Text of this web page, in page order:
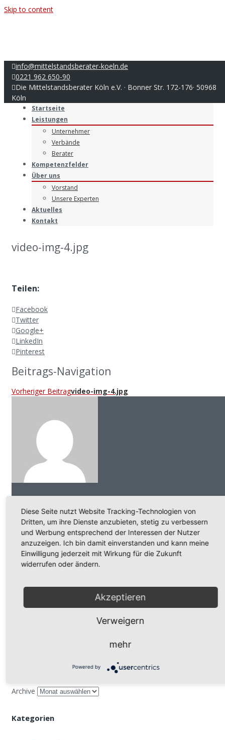
Skip to content
info@mittelstandsberater-koeln.de
0221 962 650-90
Die Mittelstandsberater Köln e.V. · Bonner Str. 172-176· 50968
Köln
Menu
Startseite
Leistungen
Unternehmer
Verbände
Berater
Kompetenzfelder
Über uns
Vorstand
Unsere Experten
Aktuelles
Kontakt
video-img-4.jpg
Teilen:
Facebook
Twitter
Google+
LinkedIn
Pinterest
Beitrags-Navigation
Vorheriger Beitragvideo-img-4.jpg
Search for: search
Neueste Beiträge
e.V. 24 September
EU verstärkt Kampf gegen Mehrwertsteuerbetrug
Gothaer: Beitrag in der “Handwerk aktiv” zu Cyber-
Archive
Kategorien
Diese Seite nutzt Website Tracking-Technologien von
Dritten, um ihre Dienste anzubieten, stetig zu verbessern
und Werbung entsprechend der Interessen der Nutzer
anzuzeigen. Ich bin damit einverstanden und kann meine
Einwilligung jederzeit mit Wirkung für die Zukunft
widerrufen oder ändern.
Akzeptieren
Verweigern
mehr
Powered by